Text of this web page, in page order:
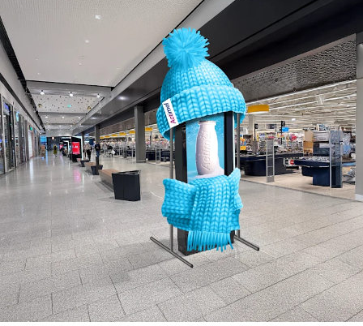
Work
Strategy
Advertising